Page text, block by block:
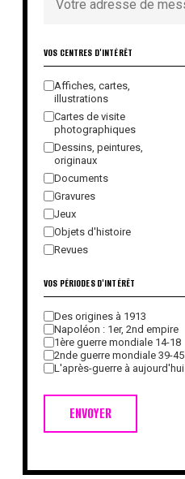
VOS CENTRES D'INTÉRÊT
Affiches, cartes,
illustrations
Cartes de visite
photographiques
Dessins, peintures,
originaux
Documents
Gravures
Jeux
Objets d'histoire
Revues
ENVOYER
VOS PÉRIODES D'INTÉRÊT
Des origines à 1913
Napoléon : 1er, 2nd empire
1ère guerre mondiale 14-18
2nde guerre mondiale 39-45
L'après-guerre à aujourd'hui